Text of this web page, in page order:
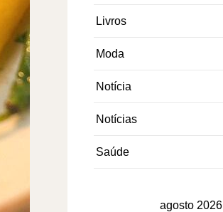
Livros
Moda
Notícia
Notícias
Saúde
agosto 2026